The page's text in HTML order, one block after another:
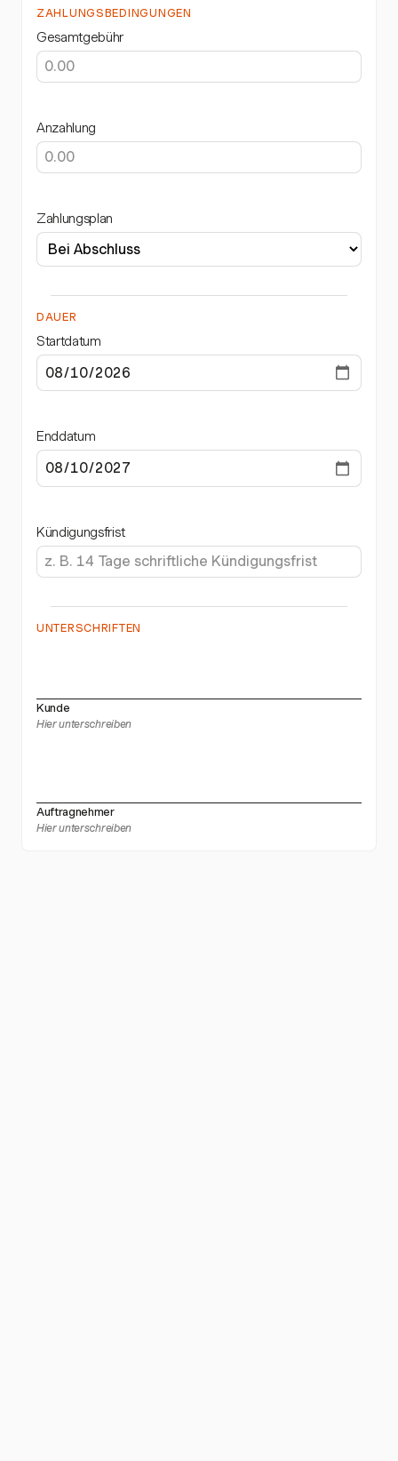
ZAHLUNGSBEDINGUNGEN
Gesamtgebühr
Anzahlung
Zahlungsplan
DAUER
Startdatum
Enddatum
Kündigungsfrist
UNTERSCHRIFTEN
Kunde
Hier unterschreiben
Auftragnehmer
Hier unterschreiben